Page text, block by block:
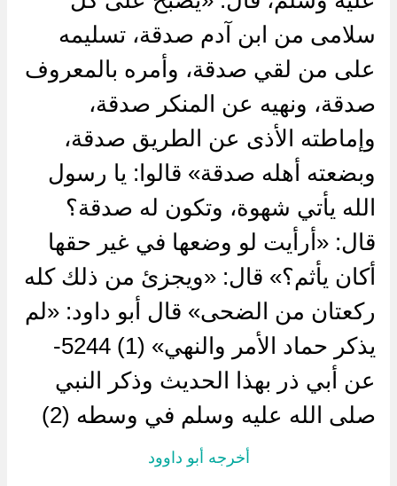
سلامى من ابن آدم صدقة، تسليمه
على من لقي صدقة، وأمره بالمعروف
صدقة، ونهيه عن المنكر صدقة،
وإماطته الأذى عن الطريق صدقة،
وبضعته أهله صدقة» قالوا: يا رسول
الله يأتي شهوة، وتكون له صدقة؟
قال: «أرأيت لو وضعها في غير حقها
أكان يأثم؟» قال: «ويجزئ من ذلك كله
ركعتان من الضحى» قال أبو داود: «لم
يذكر حماد الأمر والنهي» (1) 5244-
عن أبي ذر بهذا الحديث وذكر النبي
صلى الله عليه وسلم في وسطه (2)
أخرجه أبو داوود